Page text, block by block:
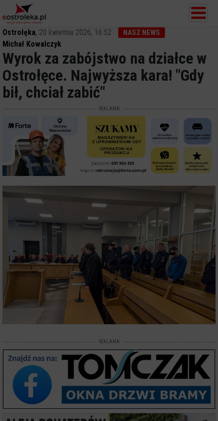
Ostrołęka, 20 kwietnia 2026, 16:52 NASZ NEWS
Michał Kowalczyk
Wyrok za zabójstwo na działce w
Ostrołęce. Najwyższa kara! "Gdy
bił, chciał zabić"
REKLAMA
REKLAMA